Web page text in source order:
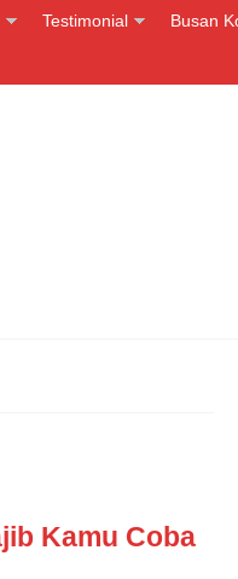
Testimonial Busan
Kamu Coba